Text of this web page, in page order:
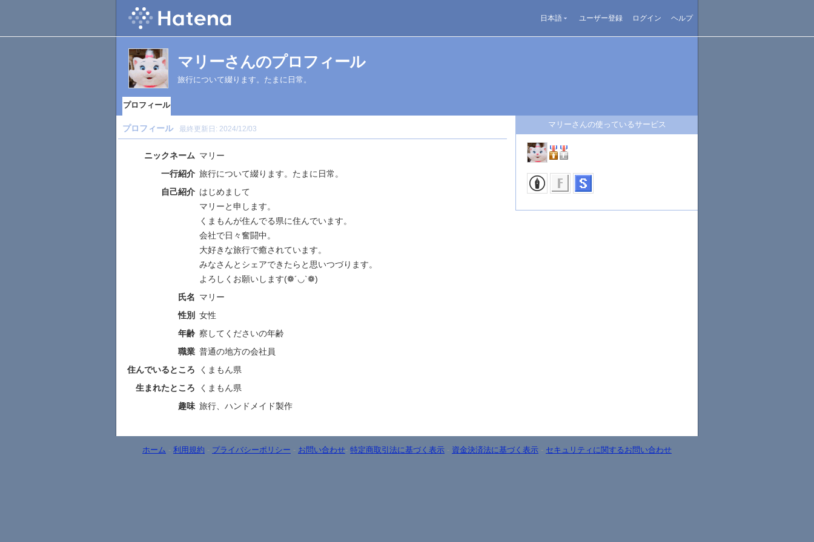
日本語 ユーザー登録 ログイン ヘルプ
マリーさんのプロフィール
旅行について綴ります。たまに日常。
プロフィール
プロフィール 最終更新日: 2024/12/03
ニックネーム マリー
一行紹介 旅行について綴ります。たまに日常。
自己紹介 はじめまして
マリーと申します。
くまもんが住んでる県に住んでいます。
会社で日々奮闘中。
大好きな旅行で癒されています。
みなさんとシェアできたらと思いつづります。
よろしくお願いします(❁´◡`❁)
氏名 マリー
性別
女性
年齢 察してくださいの年齢
職業 普通の地方の会社員
住んでいるところ
くまもん県
生まれたところ
くまもん県
趣味 旅行、ハンドメイド製作
マリーさんの使っているサービス
ホーム - 利用規約 - プライバシーポリシー - お問い合わせ- 特定商取引法に基づく表示 - 資金決済法に基づく表示 - セキュリティに関するお問い合わせ